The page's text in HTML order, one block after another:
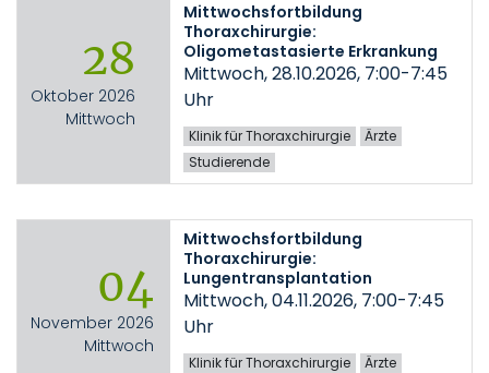
28
Oktober 2026
Mittwoch
Mittwochsfortbildung
Thoraxchirurgie:
Oligometastasierte Erkrankung
Mittwoch, 28.10.2026, 7:00-7:45
Uhr
Klinik für Thoraxchirurgie
Ärzte
Studierende
04
November 2026
Mittwoch
Mittwochsfortbildung
Thoraxchirurgie:
Lungentransplantation
Mittwoch, 04.11.2026, 7:00-7:45
Uhr
Klinik für Thoraxchirurgie
Ärzte